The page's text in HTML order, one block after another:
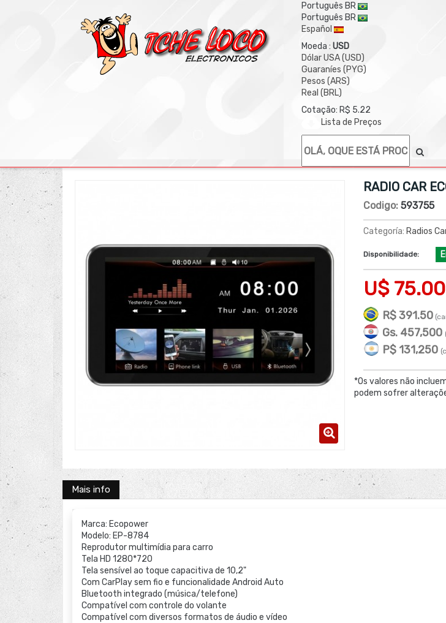
Português BR
Português BR
Español
Moeda : USD
Dólar USA (USD)
Guaraníes (PYG)
Pesos (ARS)
Real (BRL)
Cotação: R$ 5.22
Lista de Preços
RADIO CAR
Codigo: 593755
Categoría: Radios
Disponibilidade:
U$ 75.00
R$ 391.50
Gs. 457,500
P$ 131,250
*Os valores não
podem sofrer
Mais info
Marca: Ecopower
Modelo: EP-8784
Reprodutor multimídia para carro
Tela HD 1280*720
Tela sensível ao toque capacitiva de 10,2"
Com CarPlay sem fio e funcionalidade Android Auto
Bluetooth integrado (música/telefone)
Compatível com controle do volante
Compatível com diversos formatos de áudio e vídeo